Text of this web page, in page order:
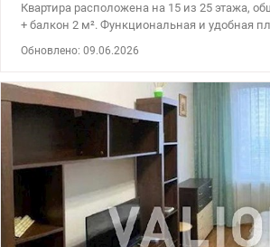
Квартира расположена на 15 из 25 этажа,
+ балкон 2 м². Функциональная и удобная
ремонт, квартира укомплектована техникой -
холодильник, стиральная машина, варочная
духовой шкаф, инверторный кондиционер
в одной из спален, в двух комнатах
кондиционеры, установлено два бойлера:
кухня и одна из спален полностью
оборудован инверторной системой,
отключениях электроэнергии работают
освещение. Развит современный район с
Обновлено: 09.06.2026